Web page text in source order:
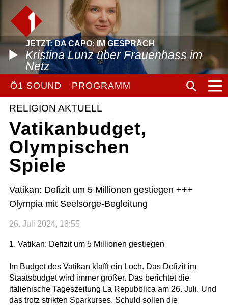
JETZT: DA CAPO: IM GESPRÄCH
Kristina Lunz über Frauenhass im
Netz
Ö1 SOUND PROGRAMM
RELIGION AKTUELL
Vatikanbudget,
Olympischen
Spiele
Vatikan: Defizit um 5 Millionen gestiegen +++
Olympia mit Seelsorge-Begleitung
26. Juli 2024, 18:55
1. Vatikan: Defizit um 5 Millionen gestiegen
Im Budget des Vatikan klafft ein Loch. Das Defizit im
Staatsbudget wird immer größer. Das berichtet die
italienische Tageszeitung La Repubblica am 26. Juli. Und
das trotz strikten Sparkurses. Schuld sollen die